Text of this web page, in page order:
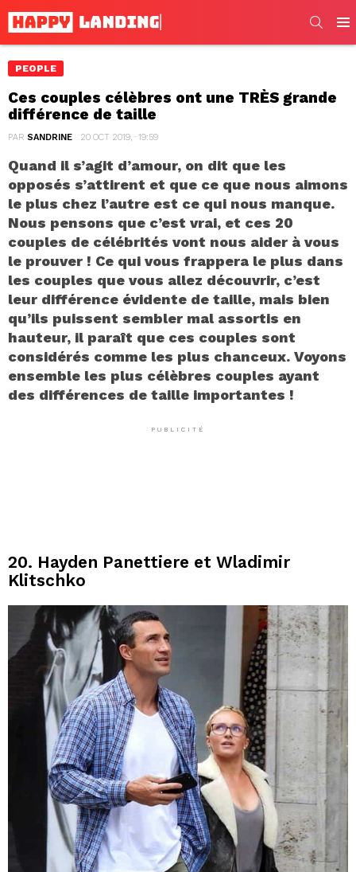
PEOPLE
Ces couples célèbres ont une TRÈS grande
différence de taille
PAR SANDRINE 20 OCT 2019, · 19:59
Quand il s’agit d’amour, on dit que les
opposés s’attirent et que ce que nous aimons
le plus chez l’autre est ce qui nous manque.
Nous pensons que c’est vrai, et ces 20
couples de célébrités vont nous aider à vous
le prouver ! Ce qui vous frappera le plus dans
les couples que vous allez découvrir, c’est
leur différence évidente de taille, mais bien
qu’ils puissent sembler mal assortis en
hauteur, il paraît que ces couples sont
considérés comme les plus chanceux. Voyons
ensemble les plus célèbres couples ayant
des différences de taille importantes !
PUBLICITÉ
20. Hayden Panettiere et Wladimir
Klitschko